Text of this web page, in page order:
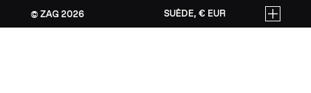
ZAG 2026 SUÈDE, € EUR